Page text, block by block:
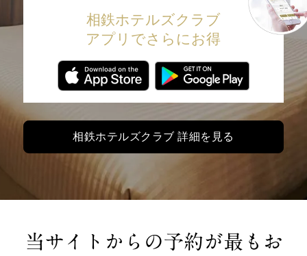
相鉄ホテルズクラブ
アプリでさらにお得
相鉄ホテルズクラブ 詳細を見る
当サイトからの予約が最もお